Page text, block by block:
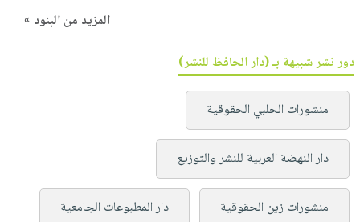
المزيد من البنود »
دور نشر شبيهة بـ (دار الحافظ للنشر)
منشورات الحلبي الحقوقية
دار النهضة العربية للنشر والتوزيع
منشورات زين الحقوقية دار المطبوعات الجامعية